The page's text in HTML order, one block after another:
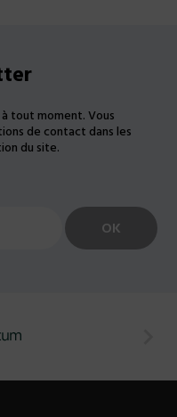
tout moment. Vous
de contact dans les
du site.